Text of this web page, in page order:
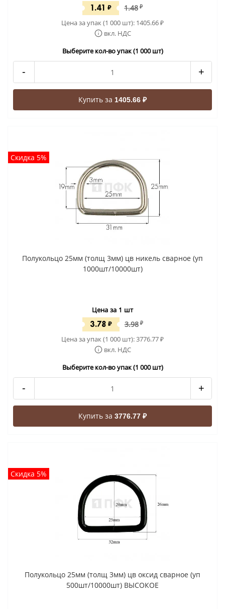
1.41 ₽ 1.48 ₽
Цена за упак (1 000 шт): 1405.66₽
вкл. НДС
Выберите кол-во упак (1 000 шт)
- +
Купить за 1405.66 ₽
Скидка 5%
Полукольцо 25мм (толщ 3мм) цв никель сварное (уп
1000шт/10000шт)
Цена за 1 шт
3.78 ₽ 3.98 ₽
Цена за упак (1 000 шт):3776.77₽
вкл. НДС
Выберите кол-во упак (1 000 шт)
- +
Купить за 3776.77 ₽
Скидка 5%
Полукольцо 25мм (толщ 3мм) цв оксид сварное (уп
500шт/10000шт) ВЫСОКОЕ